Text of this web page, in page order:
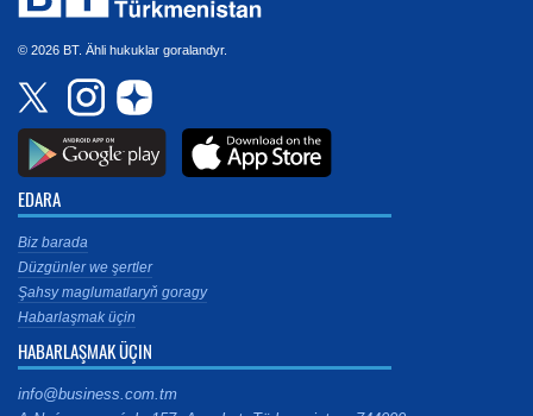
© 2026 BT. Ähli hukuklar goralandyr.
EDARA
Biz barada
Düzgünler we şertler
Şahsy maglumatlaryň goragy
Habarlaşmak üçin
HABARLAŞMAK ÜÇIN
info@business.com.tm